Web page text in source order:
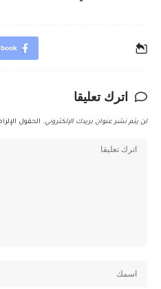
اترك تعليقا
لن يتم نشر عنوان بريدك الإلكتروني. الحقول